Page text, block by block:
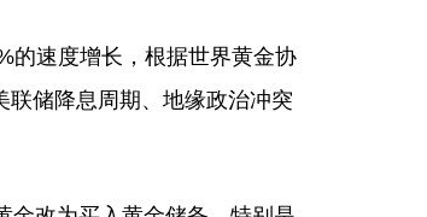
速度增长，根据世界黄金协
储降息周期、地缘政治冲突